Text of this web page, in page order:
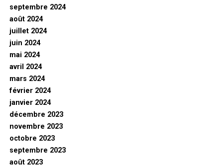
septembre 2024
août 2024
juillet 2024
juin 2024
mai 2024
avril 2024
mars 2024
février 2024
janvier 2024
décembre 2023
novembre 2023
octobre 2023
septembre 2023
août 2023